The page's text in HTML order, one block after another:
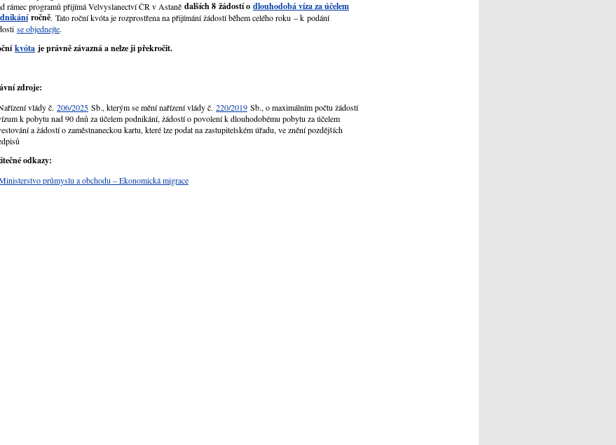
rámec programů přijímá Velvyslanectví ČR v Astaně dalších 8 žádostí o dlouhodobá víza za účelem
ročně. Tato roční kvóta je rozprostřena na přijímání žádostí během celého roku – k podání
se objednejte.
kvóta je právně závazná a nelze ji překročit.
zdroje:
vlády č. 206/2025 Sb., kterým se mění nařízení vlády č. 220/2019 Sb., o maximálním počtu žádostí
k pobytu nad 90 dnů za účelem podnikání, žádostí o povolení k dlouhodobému pobytu za účelem
a žádostí o zaměstnaneckou kartu, které lze podat na zastupitelském úřadu, ve znění pozdějších
odkazy:
průmyslu a obchodu – Ekonomická migrace